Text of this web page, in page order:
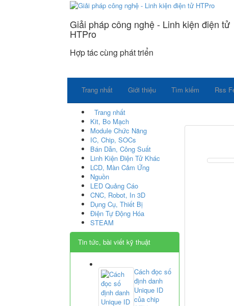
Giải pháp công nghệ - Linh kiện điện tử
HTPro
Hợp tác cùng phát triển
Trang nhất Giới thiệu Tìm kiếm Rss
Trang nhất
Kit, Bo Mạch
Module Chức Năng
IC, Chip, SOCs
Bán Dẫn, Công Suất
Linh Kiện Điện Tử Khác
LCD, Màn Cảm Ứng
Nguồn
LED Quảng Cáo
CNC, Robot, In 3D
Dụng Cụ, Thiết Bị
Điện Tự Động Hóa
STEAM
Tin tức, bài viết kỹ thuật
Cách đọc số
định danh
Unique ID
của chip